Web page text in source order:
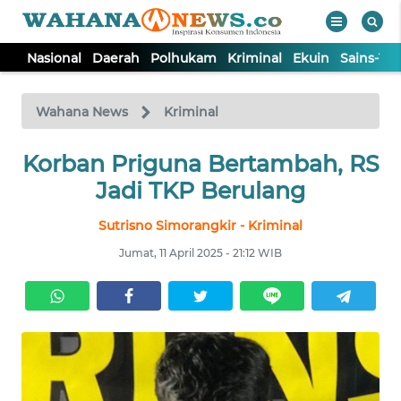
Nasional Daerah Polhukam Kriminal Ekuin Sains-
Wahana News Kriminal
Korban Priguna Bertambah, RS
Jadi TKP Berulang
Sutrisno Simorangkir - Kriminal
Jumat, 11 April 2025 - 21:12 WIB
TV
Tutup
NASIONAL
KRIMINAL
EKUIN